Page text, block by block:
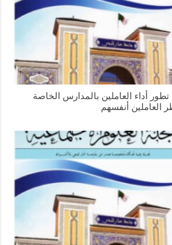
أداء العاملين بالمدارس الخاصة
العاملين أنفسهم